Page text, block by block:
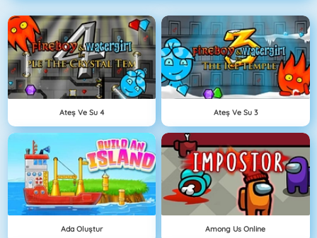
Ateş Ve Su 4 Ateş Ve Su 3
Ada Oluştur Among Us Online